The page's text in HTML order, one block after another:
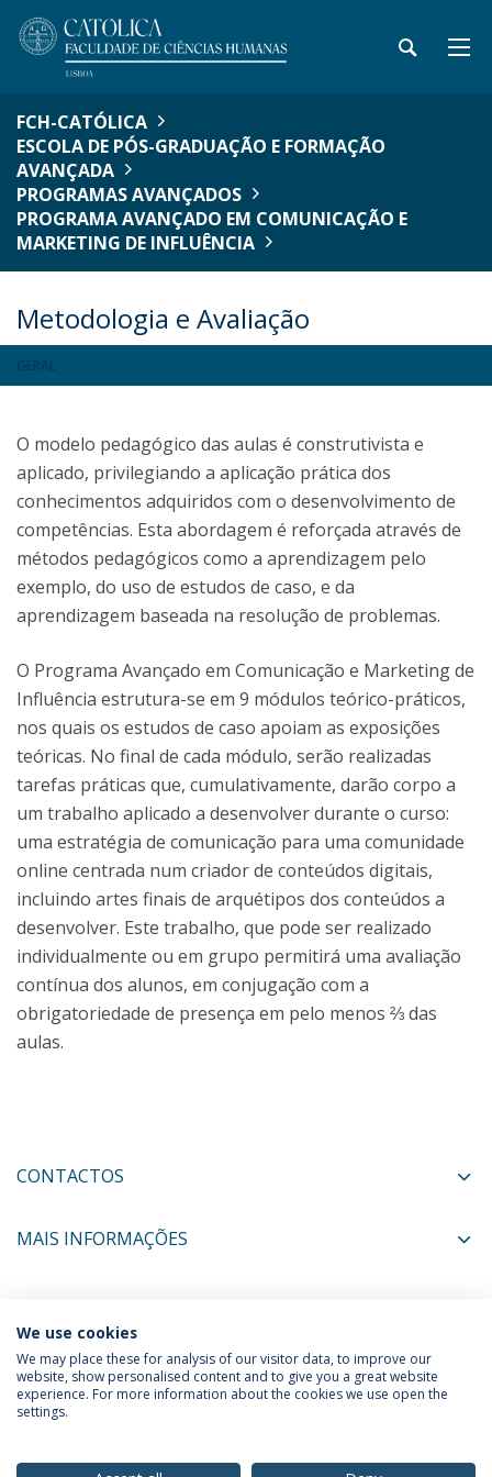
FCH-CATÓLICA
ESCOLA DE PÓS-GRADUAÇÃO E FORMAÇÃO
AVANÇADA
PROGRAMAS AVANÇADOS
PROGRAMA AVANÇADO EM COMUNICAÇÃO E
MARKETING DE INFLUÊNCIA
Metodologia e Avaliação
O modelo pedagógico das aulas é construtivista e
aplicado, privilegiando a aplicação prática dos
conhecimentos adquiridos com o desenvolvimento de
competências. Esta abordagem é reforçada através de
métodos pedagógicos como a aprendizagem pelo
exemplo, do uso de estudos de caso, e da
aprendizagem baseada na resolução de problemas.
O Programa Avançado em Comunicação e Marketing de
Influência estrutura-se em 9 módulos teórico-práticos,
nos quais os estudos de caso apoiam as exposições
teóricas. No final de cada módulo, serão realizadas
tarefas práticas que, cumulativamente, darão corpo a
um trabalho aplicado a desenvolver durante o curso:
uma estratégia de comunicação para uma comunidade
online centrada num criador de conteúdos digitais,
incluindo artes finais de arquétipos dos conteúdos a
desenvolver. Este trabalho, que pode ser realizado
individualmente ou em grupo permitirá uma avaliação
contínua dos alunos, em conjugação com a
obrigatoriedade de presença em pelo menos ⅔ das
aulas.
CONTACTOS
MAIS INFORMAÇÕES
COORDENADORES
Política de Privacidade
Termos & Condições
We use cookies
We may place these for analysis of our visitor data, to improve our
website, show personalised content and to give you a great website
experience. For more information about the cookies we use open the
settings.